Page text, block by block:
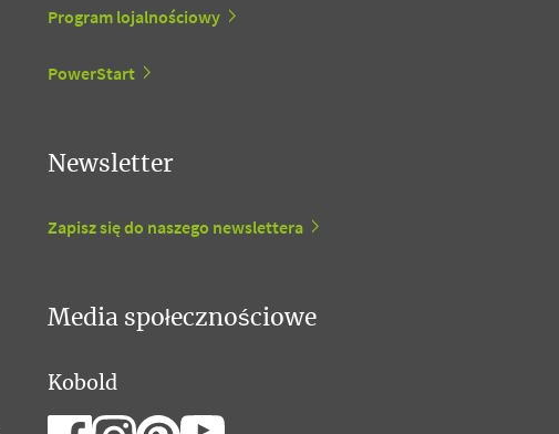
Program lojalnościowy
PowerStart
Newsletter
Zapisz się do naszego newslettera
Media społecznościowe
Kobold